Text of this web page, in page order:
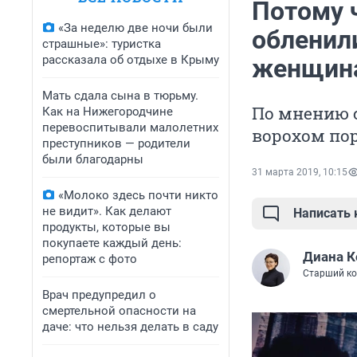
«За неделю две ночи были
страшные»: туристка
рассказала об отдыхе в Крыму
Мать сдала сына в тюрьму.
Как на Нижегородчине
перевоспитывали малолетних
преступников — родители
были благодарны
«Молоко здесь почти никто
не видит». Как делают
продукты, которые вы
покупаете каждый день:
репортаж с фото
Врач предупредил о
смертельной опасности на
даче: что нельзя делать в саду
Потому
По мнению
ворохом
31 марта 2019, 10:15
Написать
Диана
Старший